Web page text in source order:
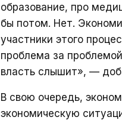
образование, про
бы потом. Нет.
участники этого
проблема за
власть слышит», —
В свою очередь,
экономическую